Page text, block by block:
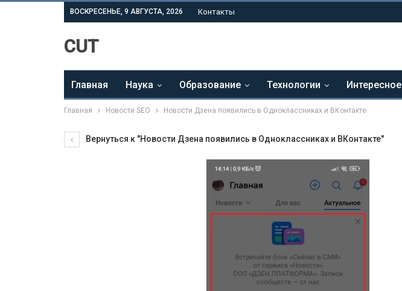
ВОСКРЕСЕНЬЕ, 9 АВГУСТА, 2026 Контакты
CUT
Главная Наука Образование Технологии Интересное
Главная Новости SEO Новости Дзена появились в Одноклассниках и ВКонтакте
Вернуться к "Новости Дзена появились в Одноклассниках и ВКонтакте"